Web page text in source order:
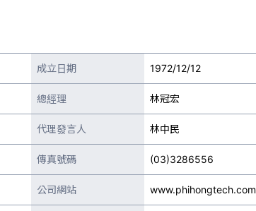
成立日期 1972/12/12
總經理 林冠宏
代理發言人 林中民
傳真號碼 (03)3286556
公司網站 www.phihongtech.com